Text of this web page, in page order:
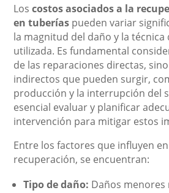
Loscostos asociados a la
en tuberías pueden variar
la magnitud del daño y la técnica
utilizada. Es fundamental
de las reparaciones directas,
indirectos que pueden surgir,
producción y la interrupción del
esencial evaluar y planificar
intervención para mitigar estos
Entre los factores que influyen
recuperación, se encuentran:
Tipo de daño: Daños